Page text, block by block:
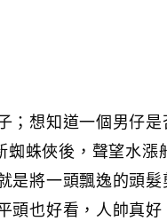
；想知道一個男仔
蛛俠後，聲望水漲
是將一頭飄逸的頭
頭也好看，人帥真好